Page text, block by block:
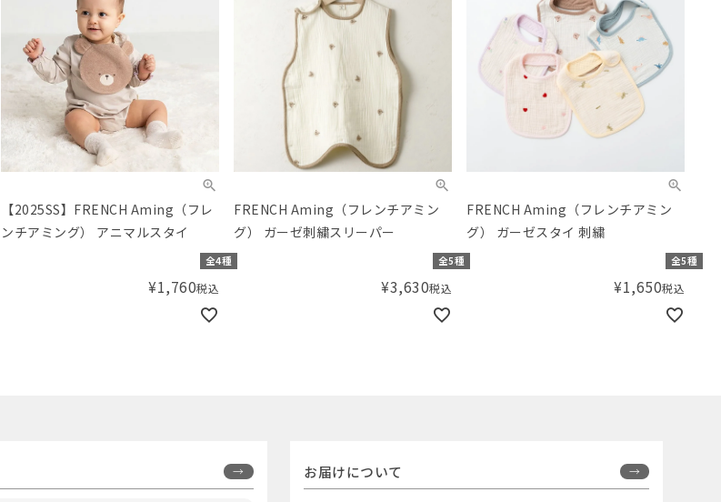
【2025SS】FRENCH Aming（フレ
ンチアミング） アニマルスタイ
全4種
¥1,760税込
FRENCH Aming（フレンチアミン
グ） ガーゼ刺繍スリーパー
全5種
¥3,630税込
FRENCH Aming（フレンチアミン
グ） ガーゼスタイ 刺繍
全5種
¥1,650税込
お届けについて